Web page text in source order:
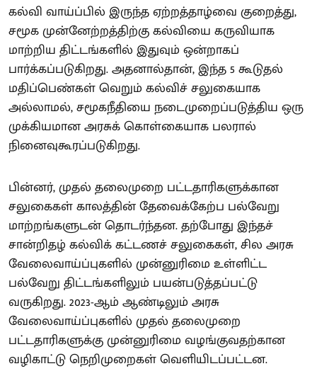
கல்வி வாய்ப்பில் இருந்த ஏற்றத்தாழ்வை குறைத்து,
சமூக முன்னேற்றத்திற்கு கல்வியை கருவியாக
மாற்றிய திட்டங்களில் இதுவும் ஒன்றாகப்
பார்க்கப்படுகிறது. அதனால்தான், இந்த 5 கூடுதல்
மதிப்பெண்கள் வெறும் கல்விச் சலுகையாக
அல்லாமல், சமூகநீதியை நடைமுறைப்படுத்திய ஒரு
முக்கியமான அரசுக் கொள்கையாக பலரால்
நினைவுகூரப்படுகிறது.
பின்னர், முதல் தலைமுறை பட்டதாரிகளுக்கான
சலுகைகள் காலத்தின் தேவைக்கேற்ப பல்வேறு
மாற்றங்களுடன் தொடர்ந்தன. தற்போது இந்தச்
சான்றிதழ் கல்விக் கட்டணச் சலுகைகள், சில அரசு
வேலைவாய்ப்புகளில் முன்னுரிமை உள்ளிட்ட
பல்வேறு திட்டங்களிலும் பயன்படுத்தப்பட்டு
வருகிறது. 2023-ஆம் ஆண்டிலும் அரசு
வேலைவாய்ப்புகளில் முதல் தலைமுறை
பட்டதாரிகளுக்கு முன்னுரிமை வழங்குவதற்கான
வழிகாட்டு நெறிமுறைகள் வெளியிடப்பட்டன.